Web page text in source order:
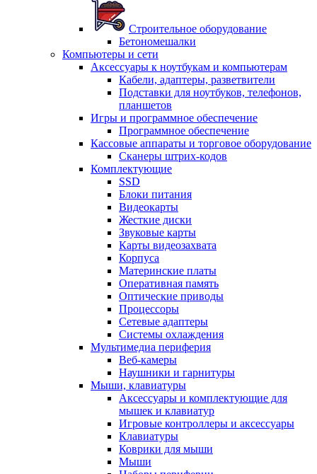
Строительное оборудование
Бетономешалки
Компьютеры и сети
Аксессуары к ноутбукам и компьютерам
Кабели, адаптеры, разветвители
Подставки для ноутбуков, телефонов,
планшетов
Игры и программное обеспечение
Программное обеспечение
Кассовые аппараты и торговое оборудование
Сканеры штрих-кодов
Комплектующие
SSD
Блоки питания
Видеокарты
Жесткие диски
Звуковые карты
Карты видеозахвата
Корпуса
Материнские платы
Оперативная память
Оптические приводы
Процессоры
Сетевые адаптеры
Системы охлаждения
Мультимедиа периферия
Веб-камеры
Наушники и гарнитуры
Мыши, клавиатуры
Аксессуары и комплектующие для
мышек и клавиатур
Игровые контроллеры и аксессуары
Клавиатуры
Коврики для мыши
Мыши